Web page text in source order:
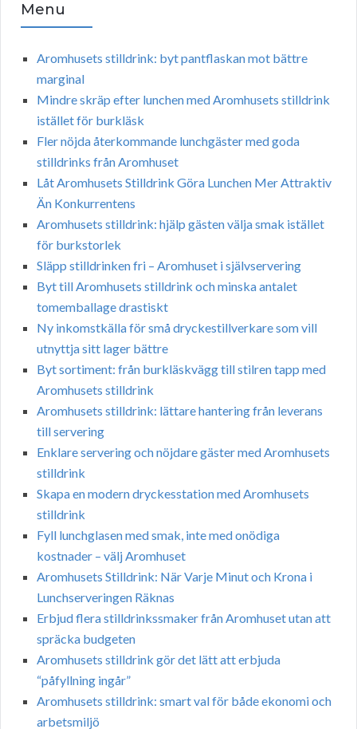
Menu
Aromhusets stilldrink: byt pantflaskan mot bättre
marginal
Mindre skräp efter lunchen med Aromhusets stilldrink
istället för burkläsk
Fler nöjda återkommande lunchgäster med goda
stilldrinks från Aromhuset
Låt Aromhusets Stilldrink Göra Lunchen Mer Attraktiv
Än Konkurrentens
Aromhusets stilldrink: hjälp gästen välja smak istället
för burkstorlek
Släpp stilldrinken fri – Aromhuset i självservering
Byt till Aromhusets stilldrink och minska antalet
tomemballage drastiskt
Ny inkomstkälla för små dryckestillverkare som vill
utnyttja sitt lager bättre
Byt sortiment: från burkläskvägg till stilren tapp med
Aromhusets stilldrink
Aromhusets stilldrink: lättare hantering från leverans
till servering
Enklare servering och nöjdare gäster med Aromhusets
stilldrink
Skapa en modern dryckesstation med Aromhusets
stilldrink
Fyll lunchglasen med smak, inte med onödiga
kostnader – välj Aromhuset
Aromhusets Stilldrink: När Varje Minut och Krona i
Lunchserveringen Räknas
Erbjud flera stilldrinkssmaker från Aromhuset utan att
spräcka budgeten
Aromhusets stilldrink gör det lätt att erbjuda
“påfyllning ingår”
Aromhusets stilldrink: smart val för både ekonomi och
arbetsmiljö